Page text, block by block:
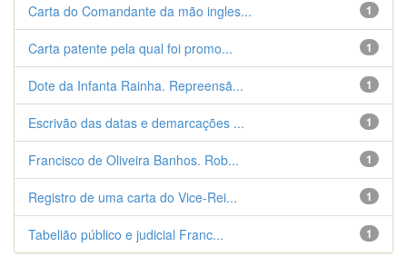
1
Carta do Comandante da mão ingles...
1
Carta patente pela qual foi promo...
1
Dote da Infanta Rainha. Repreensã...
1
Escrivão das datas e demarcações ...
1
Francisco de Oliveira Banhos. Rob...
1
Registro de uma carta do Vice-Rei...
1
Tabelião público e judicial Franc...